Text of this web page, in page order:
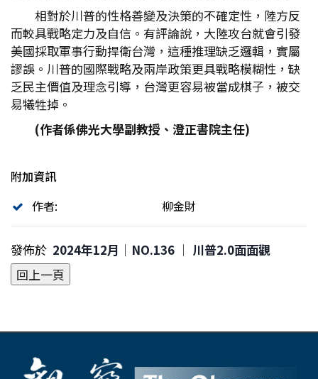
相對於川普的性格善變及決策的不確定性，陸方反
而較具戰略定力及自信。有評論說，大陸攻台就會引發
美國採取軍事行動捍衛台灣，這種推理缺乏邏輯，實屬
謬誤。川普的國際戰略及兩岸政策更具戰略模糊性，缺
乏民主價值及理念引導，台灣更容易被當成棋子，被交
易犧牲掉。
(作者係佛光大學副教授、澄正書院主任)
附加資訊
作者:
柳金財
發佈於 2024年12月｜NO.136 │ 川普2.0面面觀